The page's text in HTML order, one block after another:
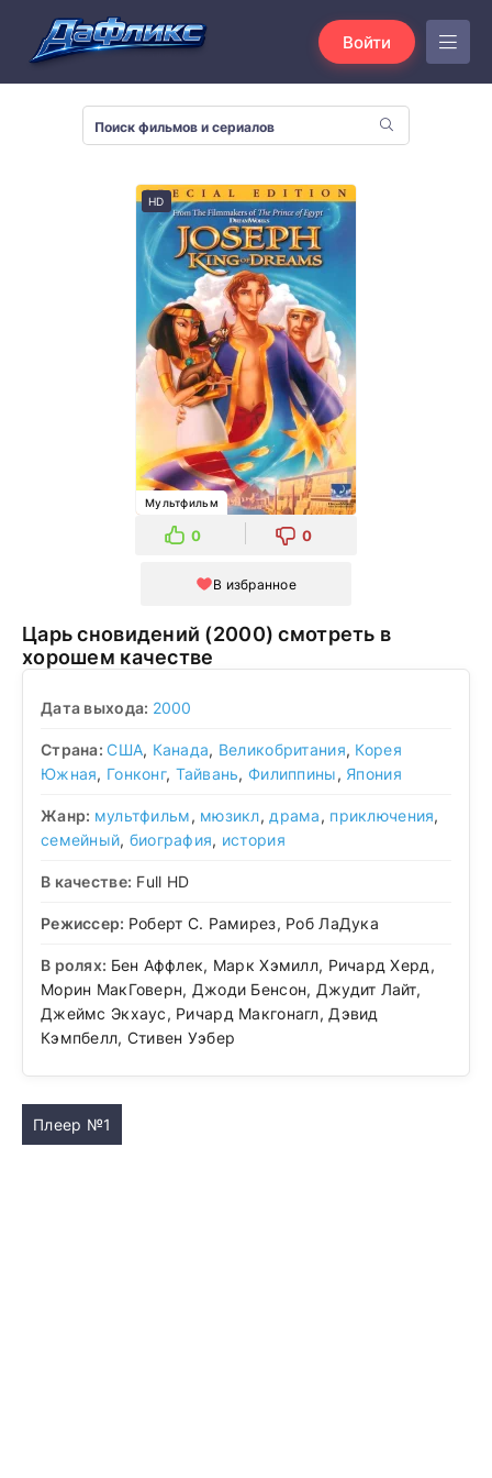
Войти
HD
Мультфильм
0 0
В избранное
Царь сновидений (2000) смотреть в
хорошем качестве
Дата выхода: 2000
Страна:США, Канада, Великобритания, Корея
Южная, Гонконг, Тайвань,Филиппины, Япония
Жанр: мультфильм, мюзикл, драма, приключения,
семейный, биография, история
В качестве: Full HD
Режиссер: Роберт С. Рамирез, Роб ЛаДука
В ролях: Бен Аффлек, Марк Хэмилл, Ричард Херд,
Морин МакГоверн, Джоди Бенсон, Джудит Лайт,
Джеймс Экхаус, Ричард Макгонагл, Дэвид
Кэмпбелл, Стивен Уэбер
Плеер №1